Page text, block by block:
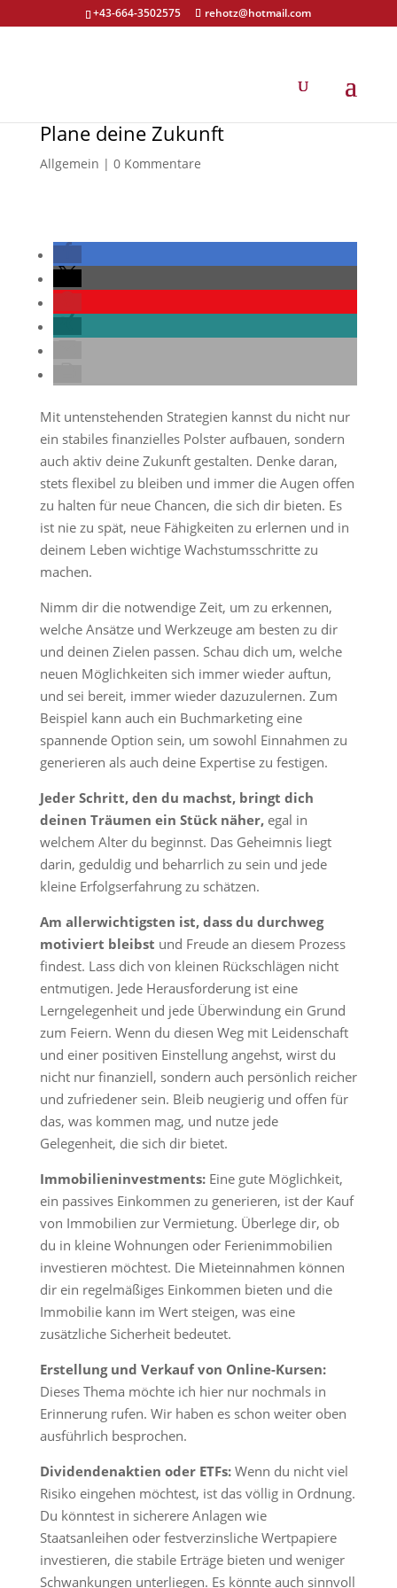
+43-664-3502575 rehotz@hotmail.com
Plane deine Zukunft
Allgemein | 0 Kommentare
Mit untenstehenden Strategien kannst du nicht nur
ein stabiles finanzielles Polster aufbauen, sondern
auch aktiv deine Zukunft gestalten. Denke daran,
stets flexibel zu bleiben und immer die Augen offen
zu halten für neue Chancen, die sich dir bieten. Es
ist nie zu spät, neue Fähigkeiten zu erlernen und in
deinem Leben wichtige Wachstumsschritte zu
machen.
Nimm dir die notwendige Zeit, um zu erkennen,
welche Ansätze und Werkzeuge am besten zu dir
und deinen Zielen passen. Schau dich um, welche
neuen Möglichkeiten sich immer wieder auftun,
und sei bereit, immer wieder dazuzulernen. Zum
Beispiel kann auch ein Buchmarketing eine
spannende Option sein, um sowohl Einnahmen zu
generieren als auch deine Expertise zu festigen.
Jeder Schritt, den du machst, bringt dich
deinen Träumen ein Stück näher,egal in
welchem Alter du beginnst. Das Geheimnis liegt
darin, geduldig und beharrlich zu sein und jede
kleine Erfolgserfahrung zu schätzen.
Am allerwichtigsten ist, dass du durchweg
motiviert bleibst und Freude an diesem Prozess
findest. Lass dich von kleinen Rückschlägen nicht
entmutigen. Jede Herausforderung ist eine
Lerngelegenheit und jede Überwindung ein Grund
zum Feiern. Wenn du diesen Weg mit Leidenschaft
und einer positiven Einstellung angehst, wirst du
nicht nur finanziell, sondern auch persönlich reicher
und zufriedener sein. Bleib neugierig und offen für
das, was kommen mag, und nutze jede
Gelegenheit, die sich dir bietet.
Immobilieninvestments:Eine gute Möglichkeit,
ein passives Einkommen zu generieren, ist der Kauf
von Immobilien zur Vermietung. Überlege dir, ob
du in kleine Wohnungen oder Ferienimmobilien
investieren möchtest. Die Mieteinnahmen können
dir ein regelmäßiges Einkommen bieten und die
Immobilie kann im Wert steigen, was eine
zusätzliche Sicherheit bedeutet.
Erstellung und Verkauf von Online-Kursen:
Dieses Thema möchte ich hier nur nochmals in
Erinnerung rufen. Wir haben es schon weiter oben
ausführlich besprochen.
Dividendenaktien oder ETFs:Wenn du nicht viel
Risiko eingehen möchtest, ist das völlig in Ordnung.
Du könntest in sicherere Anlagen wie
Staatsanleihen oder festverzinsliche Wertpapiere
investieren, die stabile Erträge bieten und weniger
Schwankungen unterliegen. Es könnte auch sinnvoll